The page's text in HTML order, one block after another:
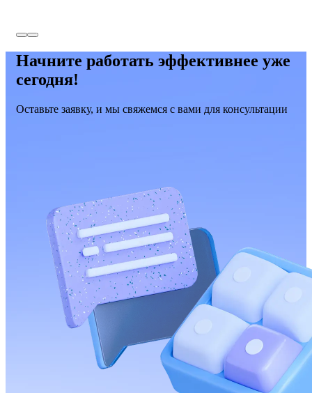
Начните работать эффективнее уже
сегодня!
Оставьте заявку, и мы свяжемся с вами для консультации